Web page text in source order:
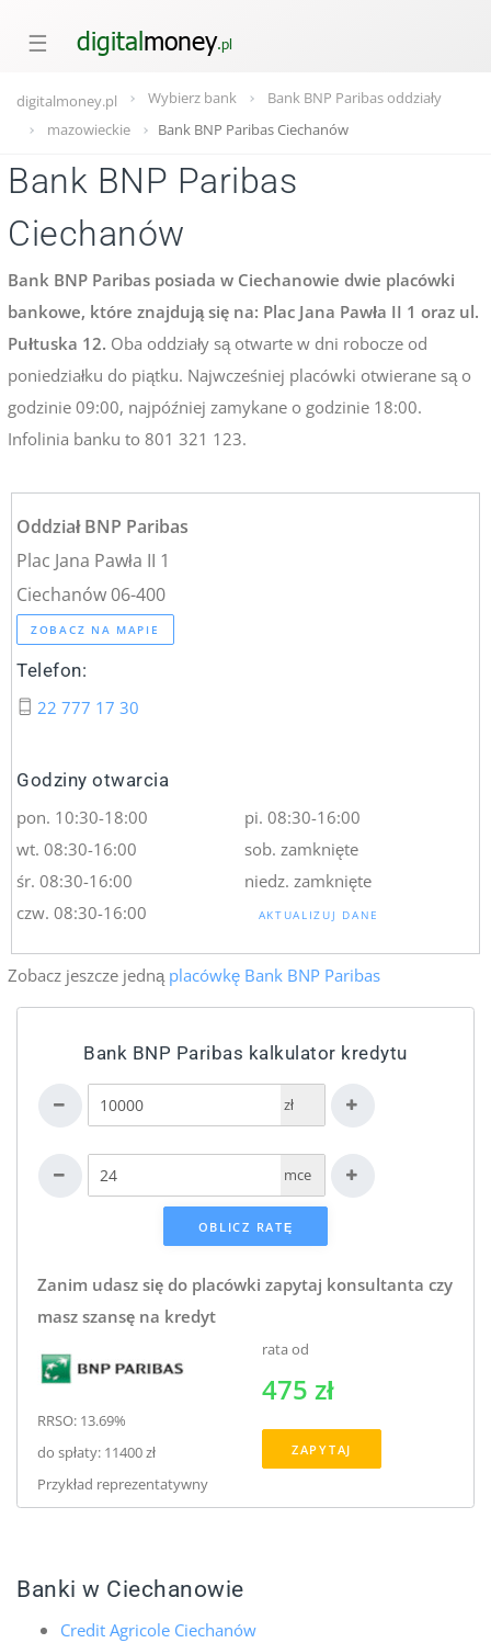
☰
digitalmoney.pl Wybierz bank
Bank BNP Paribas oddziały
mazowieckie
Bank BNP Paribas Ciechanów
Bank BNP Paribas
Ciechanów
Bank BNP Paribas posiada w Ciechanowie dwie placówki
bankowe, które znajdują się na: Plac Jana Pawła II 1 oraz ul.
Pułtuska 12. Oba oddziały są otwarte w dni robocze od
poniedziałku do piątku. Najwcześniej placówki otwierane są o
godzinie 09:00, najpóźniej zamykane o godzinie 18:00.
Infolinia banku to 801 321 123.
Oddział BNP Paribas
Plac Jana Pawła II 1
Ciechanów 06-400
ZOBACZ NA MAPIE
Telefon:
22 777 17 30
Godziny otwarcia
pon. 10:30-18:00
wt. 08:30-16:00
śr. 08:30-16:00
czw. 08:30-16:00
pi. 08:30-16:00
sob. zamknięte
niedz. zamknięte
AKTUALIZUJ DANE
Zobacz jeszcze jednąplacówkę Bank BNP Paribas
Bank BNP Paribas kalkulator kredytu
zł
mce
Zanim udasz się do placówki zapytaj konsultanta czy
masz szansę na kredyt
RRSO: 13.69%
do spłaty: 11400 zł
Przykład reprezentatywny
rata od
475 zł
ZAPYTAJ
Banki w Ciechanowie
Credit Agricole Ciechanów